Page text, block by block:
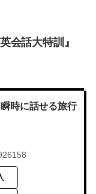
英会話大特訓』
時に話せる旅行